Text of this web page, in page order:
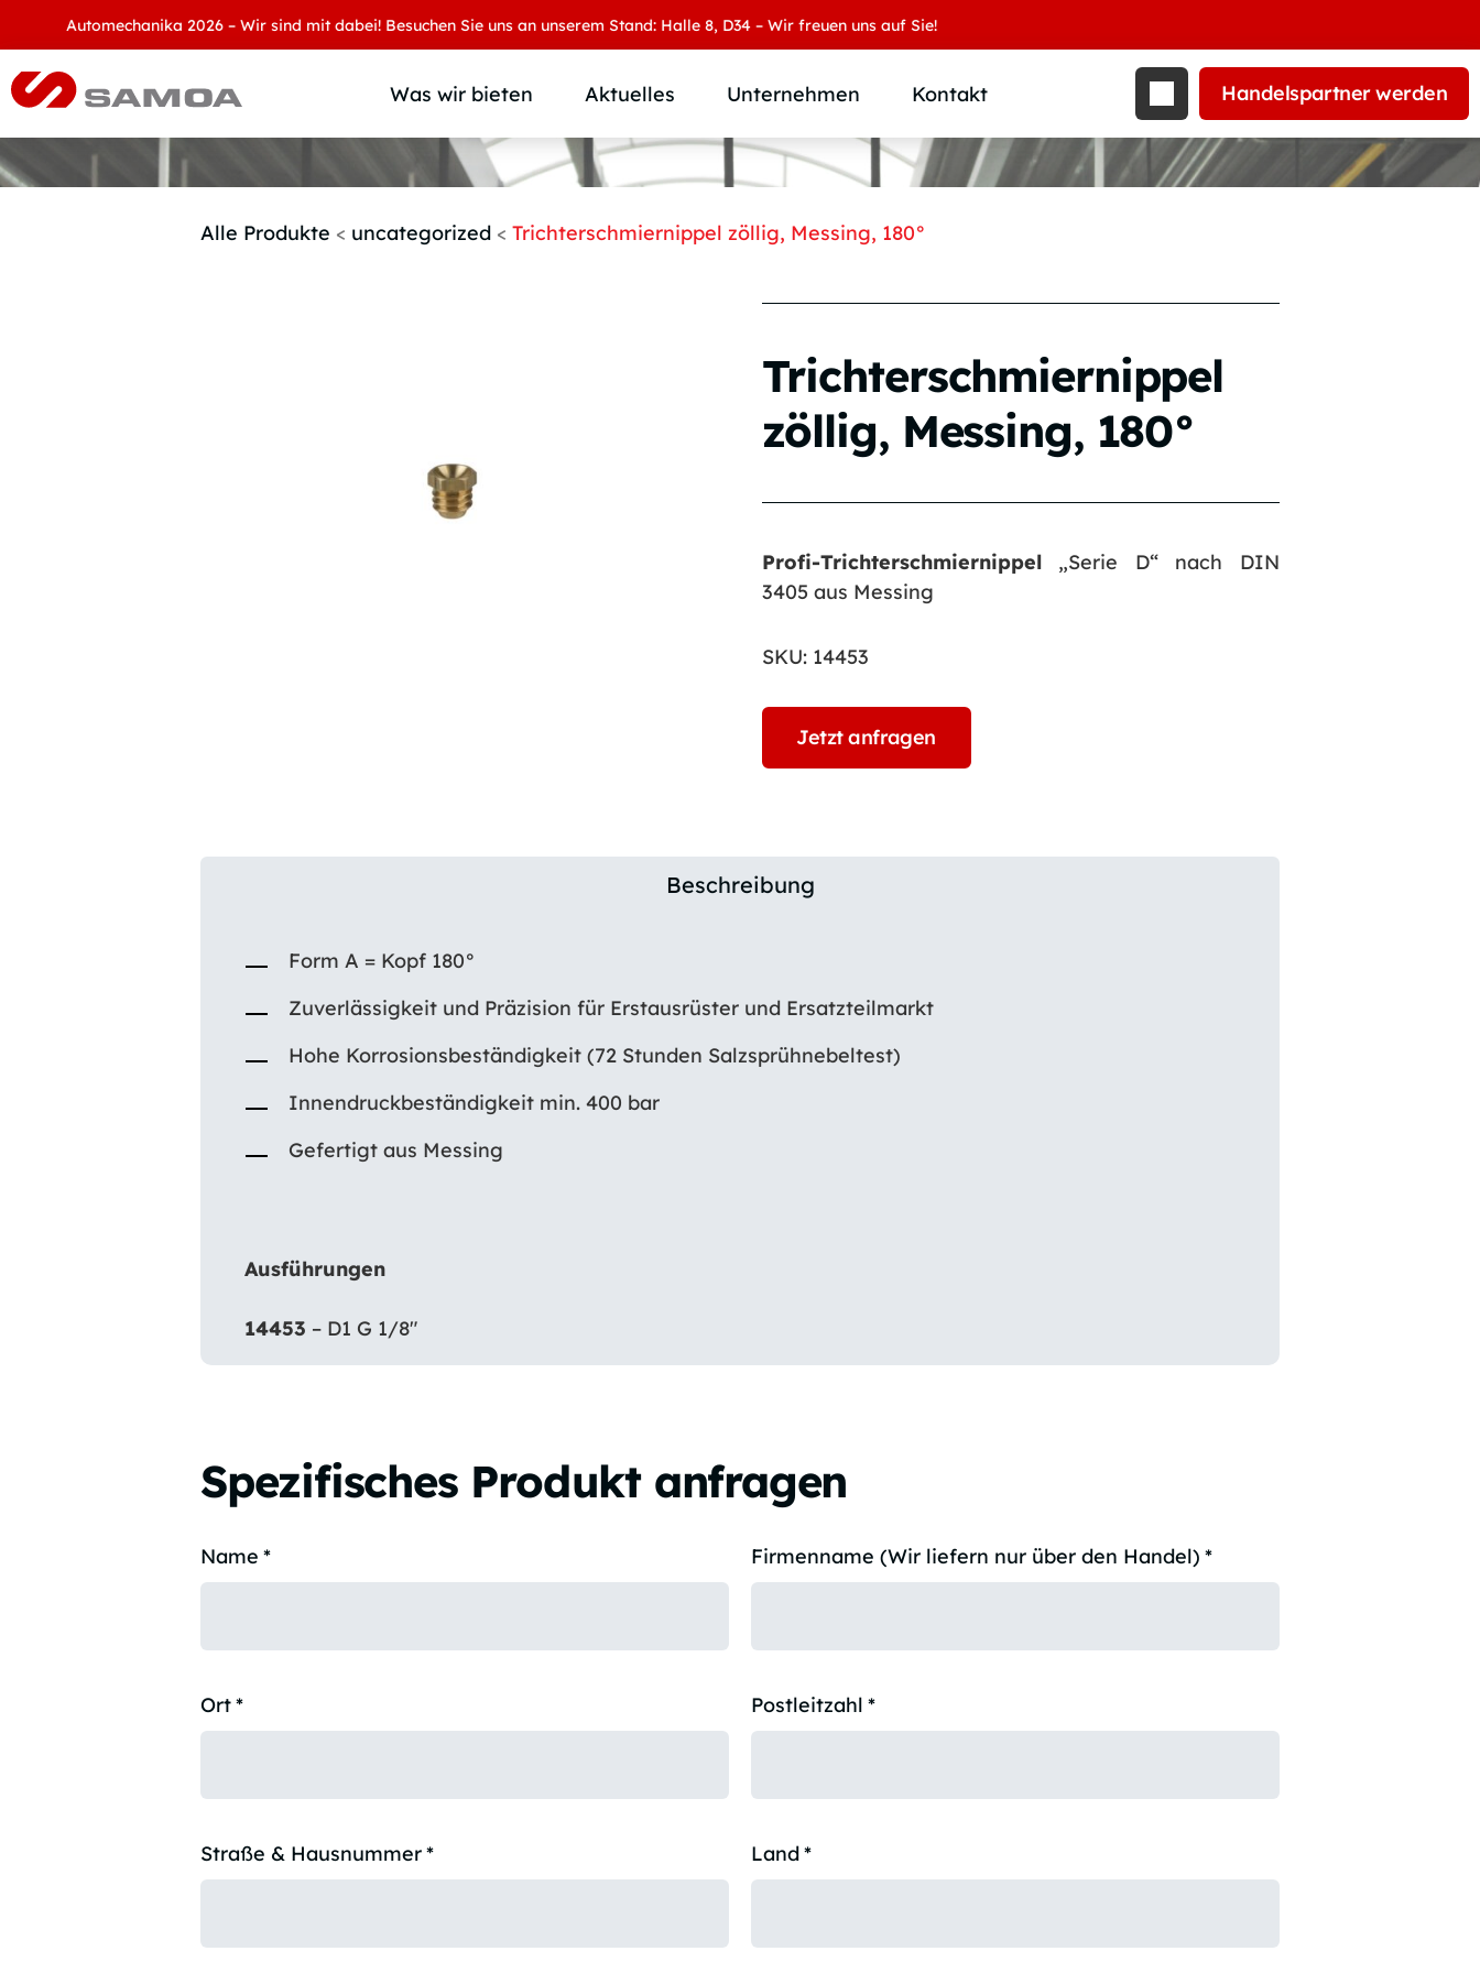
Automechanika 2026 – Wir sind mit dabei! Besuchen Sie uns an unserem Stand: Halle 8, D34 – Wir freuen uns auf Sie!
Was wir bieten
Produktübersicht
Produktkategorie
Branchen und Märkte
Aktuelles Unternehmen
Wer wir sind
SAMOA Gruppe
Downloads
Kontakt Handelspartner werden
Alle Produkte < uncategorized < Trichterschmiernippel zöllig, Messing, 180°
Trichterschmiernippel
zöllig, Messing, 180°
Profi-Trichterschmiernippel„Serie D“ nach DIN
3405 aus Messing
SKU: 14453
Jetzt anfragen
Beschreibung
Form A = Kopf 180°
Zuverlässigkeit und Präzision für Erstausrüster und Ersatzteilmarkt
Hohe Korrosionsbeständigkeit (72 Stunden Salzsprühnebeltest)
Innendruckbeständigkeit min. 400 bar
Gefertigt aus Messing
Ausführungen
14453 – D1 G 1/8″
Spezifisches Produkt anfragen
Name * Firmenname (Wir liefern nur über den Handel) *
Ort* Postleitzahl *
Straße & Hausnummer* Land*